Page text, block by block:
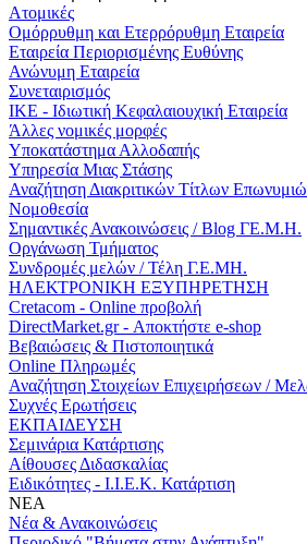
Ατομικές
Ομόρρυθμη και Ετερρόρυθμη Εταιρεία
Εταιρεία Περιορισμένης Ευθύνης
Ανώνυμη Εταιρεία
Συνεταιρισμός
ΙΚΕ - Ιδιωτική Κεφαλαιουχική Εταιρεία
Άλλες νομικές μορφές
Υποκατάστημα Αλλοδαπής
Υπηρεσία Μιας Στάσης
Αναζήτηση Διακριτικών Τίτλων
Νομοθεσία
Σημαντικές Ανακοινώσεις / Blog ΓΕ.Μ.Η.
Οργάνωση Τμήματος
Συνδρομές μελών / Τέλη Γ.Ε.ΜΗ.
ΗΛΕΚΤΡΟΝΙΚΗ ΕΞΥΠΗΡΕΤΗΣΗ
Cretacom - Online προβολή
DirectMarket.gr - Αποκτήστε e-shop
Βεβαιώσεις & Πιστοποιητικά
Online Πληρωμές
Αναζήτηση Στοιχείων Επιχειρήσεων /
Συχνές Ερωτήσεις
ΕΚΠΑΙΔΕΥΣΗ
Σεμινάρια Κατάρτισης
Αίθουσες Διδασκαλίας
Ειδικότητες - Ι.Ι.Ε.Κ. Κατάρτιση
ΝΕΑ
Νέα & Ανακοινώσεις